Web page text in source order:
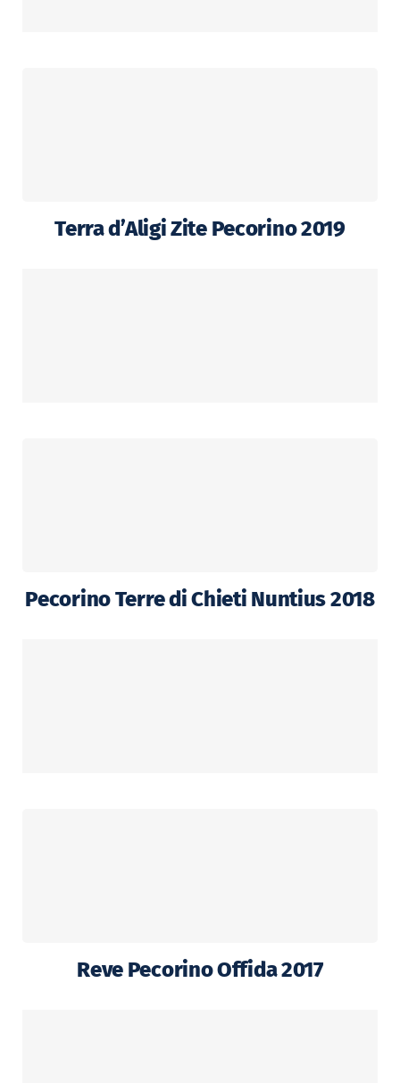
Terra d’Aligi Zite Pecorino 2019
Pecorino Terre di Chieti Nuntius 2018
Reve Pecorino Offida 2017